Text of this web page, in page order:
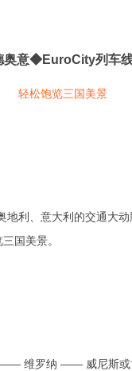
奥意◆EuroCity列车
轻松饱览三国美景
地利、意大利的交通大动
国美景。
—— 维罗纳 —— 威尼斯或